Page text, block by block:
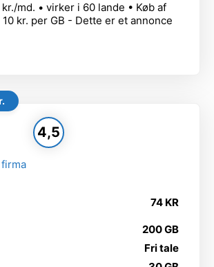
md. • virker i 60 lande • Køb af
kr. per GB - Dette er et annonce
4,5
74 KR
200 GB
Fri tale